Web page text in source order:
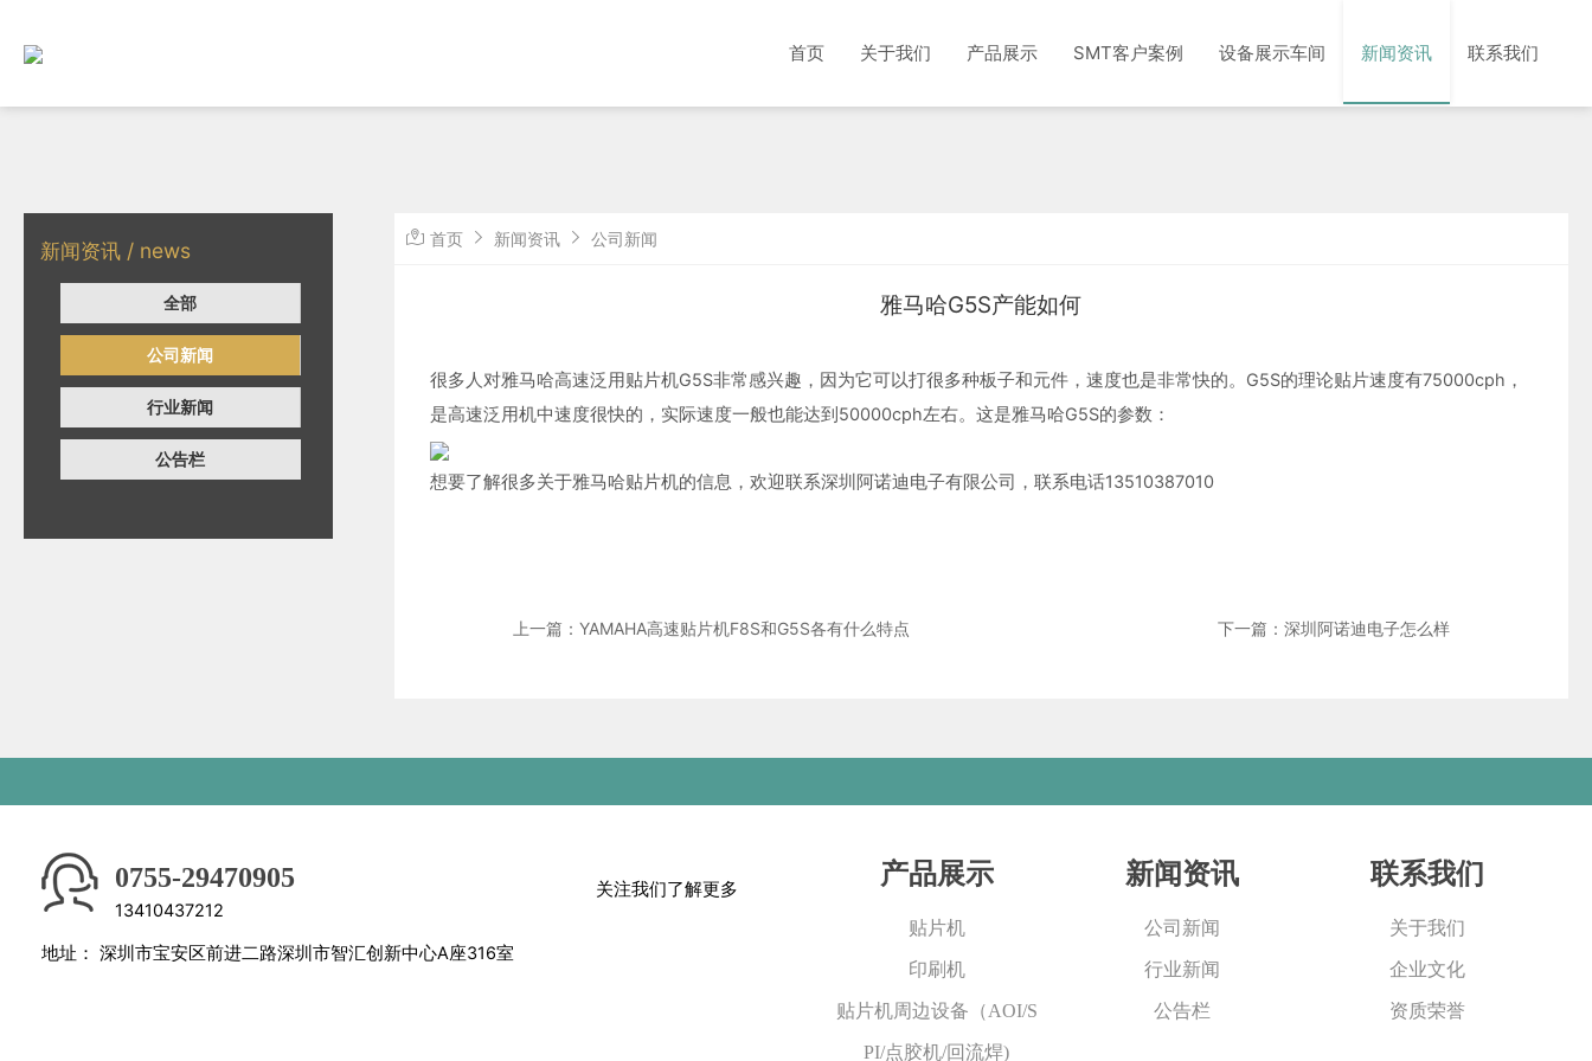
首页 关于我们 产品展示 SMT客户案例 设备展示车间 新闻资讯 联系我们
新闻资讯 / news
全部
公司新闻
行业新闻
公告栏
首页 新闻资讯 公司新闻
雅马哈G5S产能如何
很多人对雅马哈高速泛用贴片机G5S非常感兴趣，因为它可以打很多种板子和元件，速度也是非常快的。G5S的理论贴片速度有75000cph，
是高速泛用机中速度很快的，实际速度一般也能达到50000cph左右。这是雅马哈G5S的参数：
想要了解很多关于雅马哈贴片机的信息，欢迎联系深圳阿诺迪电子有限公司，联系电话13510387010
上一篇：YAMAHA高速贴片机F8S和G5S各有什么特点 下一篇：深圳阿诺迪电子怎么样
0755-29470905
13410437212
地址： 深圳市宝安区前进二路深圳市智汇创新中心A座316室
关注我们了解更多 产品展示
贴片机
印刷机
贴片机周边设备（AOI/S
PI/点胶机/回流焊)
新闻资讯
公司新闻
行业新闻
公告栏
联系我们
关于我们
企业文化
资质荣誉